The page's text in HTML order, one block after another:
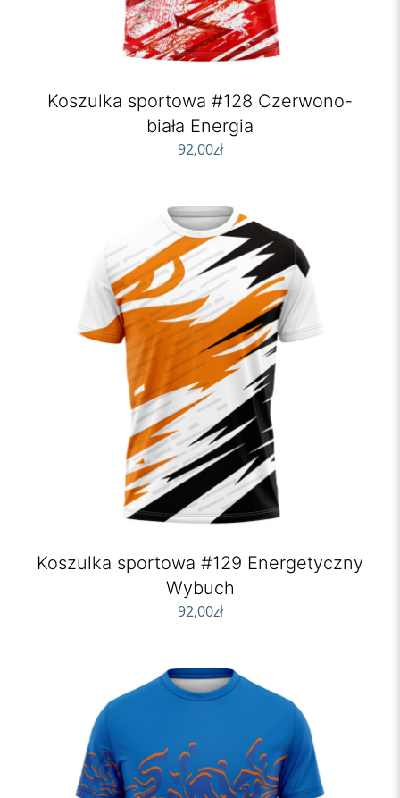
Koszulka sportowa #128 Czerwono-
biała Energia
92,00zł
Koszulka sportowa #129 Energetyczny
Wybuch
92,00zł